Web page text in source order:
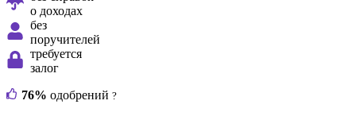
о доходах
без
поручителей
требуется
залог
76% одобрений ?